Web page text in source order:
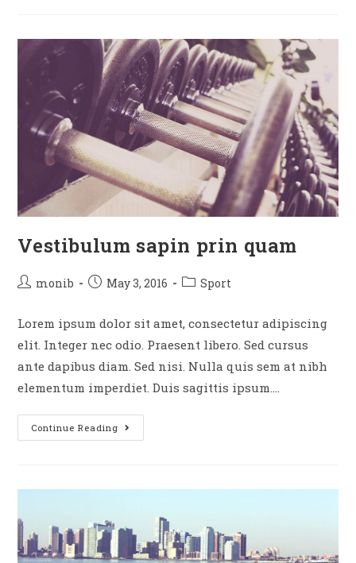
Vestibulum sapin prin quam
monib May 3, 2016 Sport
Lorem ipsum dolor sit amet, consectetur adipiscing
elit. Integer nec odio. Praesent libero. Sed cursus
ante dapibus diam. Sed nisi. Nulla quis sem at nibh
elementum imperdiet. Duis sagittis ipsum.…
Continue Reading